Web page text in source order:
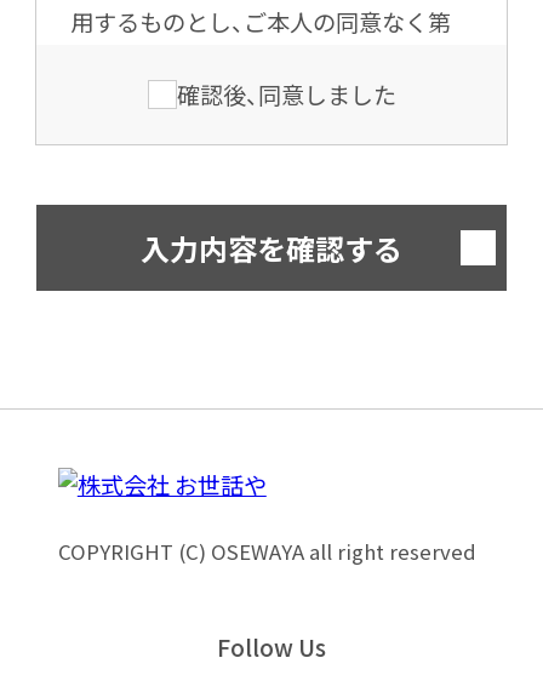
用するものとし、ご本人の同意なく第
当社に提供される個人情報の内容は、
ご本人様の任意によるものです。
い場合は、お問い合わせいただけませ
株式会社お世話や
東京都渋谷区代々木4丁目9-5 グラン
確認後、同意しました
入力内容を確認する
COPYRIGHT (C) OSEWAYA all right reserved
Follow Us